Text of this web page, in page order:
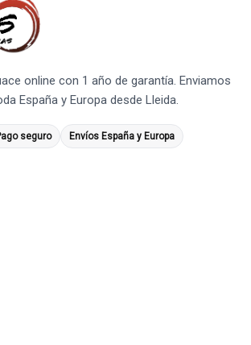
online con 1 año de garantía. Enviamos
España y Europa desde Lleida.
seguro Envíos España y Europa